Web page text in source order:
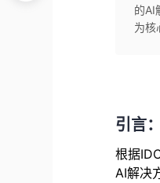
的AI
为核
引言
根据
AI解决